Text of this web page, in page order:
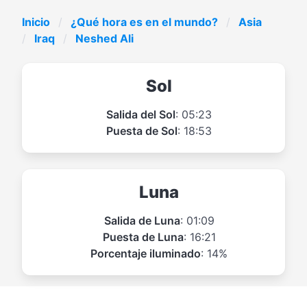
Inicio ¿Qué hora es en el mundo?
Asia
Iraq
Neshed Ali
Sol
Salida del Sol: 05:23
Puesta de Sol: 18:53
Luna
Salida de Luna: 01:09
Puesta de Luna: 16:21
Porcentaje iluminado: 14%